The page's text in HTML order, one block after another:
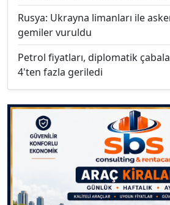
Rusya: Ukrayna limanları ile
gemiler vuruldu
Petrol fiyatları, diplomatik
4'ten fazla geriledi